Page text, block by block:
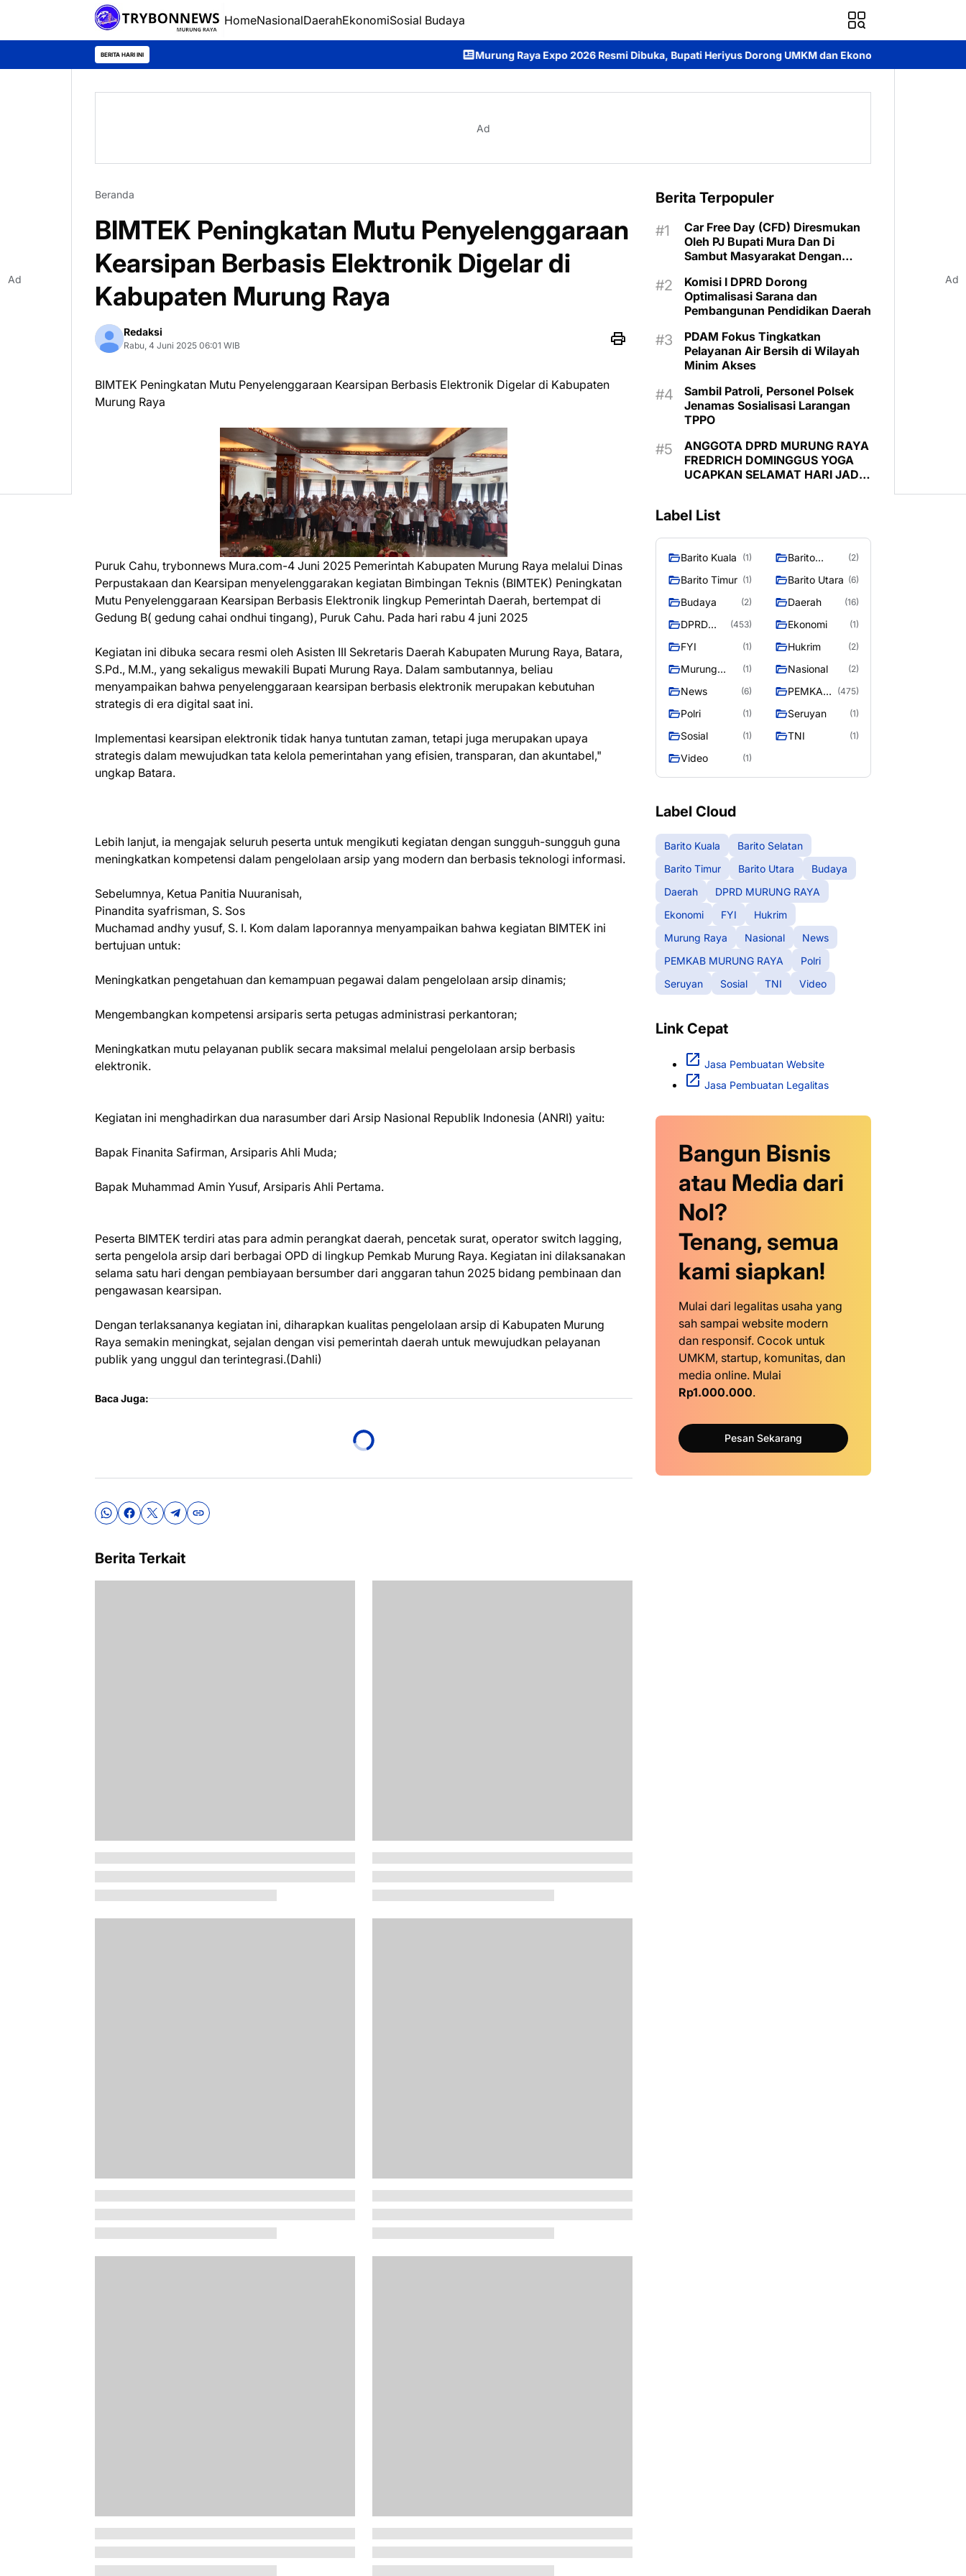
HomeNasionalDaerahEkonomiSosial Budaya
BERITA HARI INI Murung Raya Expo 2026 Resmi Dibuka, Bupati Heriyus Dorong UMKM dan Ekonomi Lokal Jayadie Y. Dadi Ajak
Ad
Beranda
BIMTEK Peningkatan Mutu Penyelenggaraan
Kearsipan Berbasis Elektronik Digelar di
Kabupaten Murung Raya
Redaksi
Rabu, 4 Juni 2025 06:01 WIB
BIMTEK Peningkatan Mutu Penyelenggaraan Kearsipan Berbasis Elektronik Digelar di Kabupaten
Murung Raya
Puruk Cahu, trybonnews Mura.com-4 Juni 2025 Pemerintah Kabupaten Murung Raya melalui Dinas
Perpustakaan dan Kearsipan menyelenggarakan kegiatan Bimbingan Teknis (BIMTEK) Peningkatan
Mutu Penyelenggaraan Kearsipan Berbasis Elektronik lingkup Pemerintah Daerah, bertempat di
Gedung B( gedung cahai ondhui tingang), Puruk Cahu. Pada hari rabu 4 juni 2025
Kegiatan ini dibuka secara resmi oleh Asisten III Sekretaris Daerah Kabupaten Murung Raya, Batara,
S.Pd., M.M., yang sekaligus mewakili Bupati Murung Raya. Dalam sambutannya, beliau
menyampaikan bahwa penyelenggaraan kearsipan berbasis elektronik merupakan kebutuhan
strategis di era digital saat ini.
Implementasi kearsipan elektronik tidak hanya tuntutan zaman, tetapi juga merupakan upaya
strategis dalam mewujudkan tata kelola pemerintahan yang efisien, transparan, dan akuntabel,"
ungkap Batara.
Lebih lanjut, ia mengajak seluruh peserta untuk mengikuti kegiatan dengan sungguh-sungguh guna
meningkatkan kompetensi dalam pengelolaan arsip yang modern dan berbasis teknologi informasi.
Sebelumnya, Ketua Panitia Nuuranisah,
Pinandita syafrisman, S. Sos
Muchamad andhy yusuf, S. I. Kom dalam laporannya menyampaikan bahwa kegiatan BIMTEK ini
bertujuan untuk:
Meningkatkan pengetahuan dan kemampuan pegawai dalam pengelolaan arsip dinamis;
Mengembangkan kompetensi arsiparis serta petugas administrasi perkantoran;
Meningkatkan mutu pelayanan publik secara maksimal melalui pengelolaan arsip berbasis
elektronik.
Kegiatan ini menghadirkan dua narasumber dari Arsip Nasional Republik Indonesia (ANRI) yaitu:
Bapak Finanita Safirman, Arsiparis Ahli Muda;
Bapak Muhammad Amin Yusuf, Arsiparis Ahli Pertama.
Peserta BIMTEK terdiri atas para admin perangkat daerah, pencetak surat, operator switch lagging,
serta pengelola arsip dari berbagai OPD di lingkup Pemkab Murung Raya. Kegiatan ini dilaksanakan
selama satu hari dengan pembiayaan bersumber dari anggaran tahun 2025 bidang pembinaan dan
pengawasan kearsipan.
Dengan terlaksananya kegiatan ini, diharapkan kualitas pengelolaan arsip di Kabupaten Murung
Raya semakin meningkat, sejalan dengan visi pemerintah daerah untuk mewujudkan pelayanan
publik yang unggul dan terintegrasi.(Dahli)
Baca Juga:
Berita Terkait
Berita Terpopuler
Car Free Day (CFD) Diresmukan
Oleh PJ Bupati Mura Dan Di
Sambut Masyarakat Dengan
Komisi I DPRD Dorong
Optimalisasi Sarana dan
Pembangunan Pendidikan Daerah
PDAM Fokus Tingkatkan
Pelayanan Air Bersih di Wilayah
Minim Akses
Sambil Patroli, Personel Polsek
Jenamas Sosialisasi Larangan
TPPO
ANGGOTA DPRD MURUNG RAYA
FREDRICH DOMINGGUS YOGA
UCAPKAN SELAMAT HARI JADI
Label List
Barito Kuala (1)
Barito
(2)
Barito Timur (1) Barito Utara (6)
Budaya (2) Daerah (16)
DPRD
RAYA
(453) Ekonomi (1)
FYI (1) Hukrim (2)
Murung
(1) Nasional (2)
News (6)
PEMKAB
RAYA
(475)
Polri (1) Seruyan (1)
Sosial (1) TNI (1)
Video (1)
Label Cloud
Barito Kuala
Barito Selatan
Barito Timur
Barito Utara
Budaya
Daerah
DPRD MURUNG RAYA
Ekonomi
FYI
Hukrim
Murung Raya
Nasional
News
PEMKAB MURUNG RAYA
Polri
Seruyan
Sosial TNI Video
Link Cepat
Jasa Pembuatan Website
Jasa Pembuatan Legalitas
Bangun Bisnis
atau Media dari
Nol?
Tenang, semua
kami siapkan!
Mulai dari legalitas usaha yang
sah sampai website modern
dan responsif. Cocok untuk
UMKM, startup, komunitas, dan
media online. Mulai
Rp1.000.000.
Pesan Sekarang
Ad Ad